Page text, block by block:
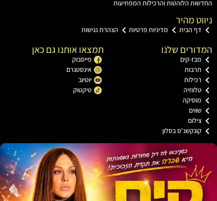
הלוהטות והרכילות המפתיעות
מהיר
הבית מדיניות פרטיות הצהרת נגישות
שלנו
קים
בסלון
תמצאו אותנו גם כאן
פייסבוק
אינסטגרם
יוטיוב
טיקטוק